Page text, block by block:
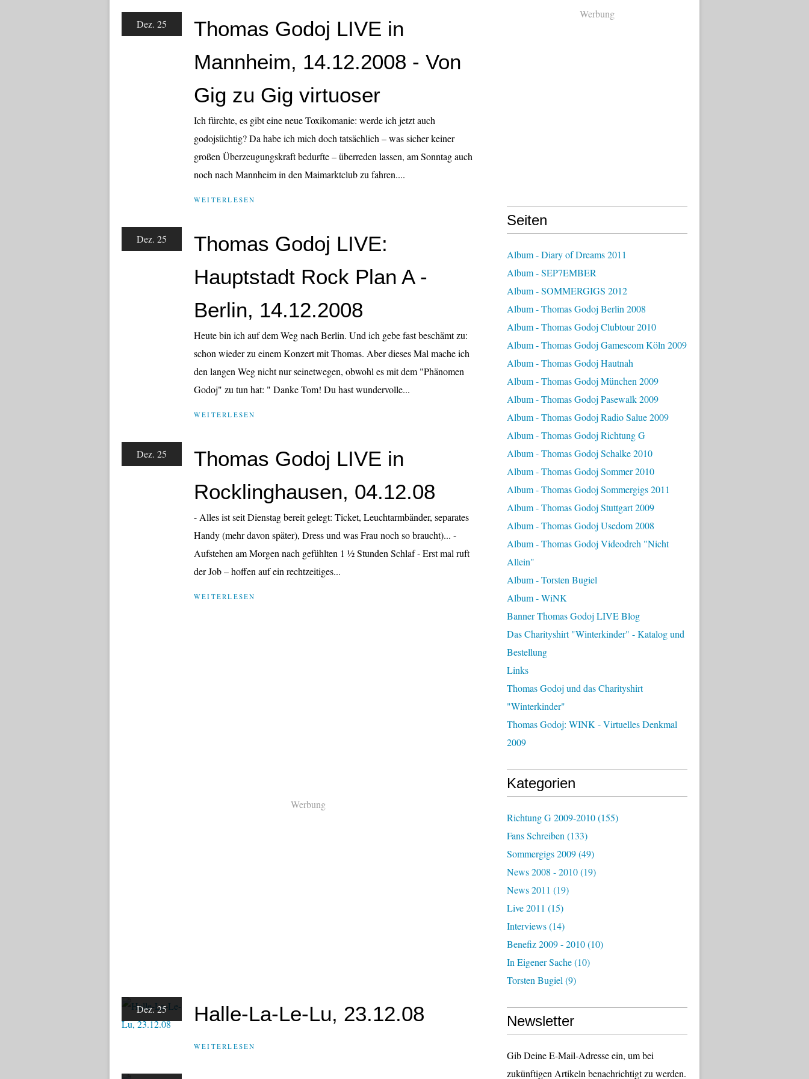
Dez. 25
Thomas Godoj LIVE in
Mannheim, 14.12.2008 - Von
Gig zu Gig virtuoser
Ich fürchte, es gibt eine neue Toxikomanie: werde ich jetzt auch
godojsüchtig? Da habe ich mich doch tatsächlich – was sicher keiner
großen Überzeugungskraft bedurfte – überreden lassen, am Sonntag auch
noch nach Mannheim in den Maimarktclub zu fahren....
WEITERLESEN
Dez. 25
Thomas Godoj LIVE:
Hauptstadt Rock Plan A -
Berlin, 14.12.2008
Heute bin ich auf dem Weg nach Berlin. Und ich gebe fast beschämt zu:
schon wieder zu einem Konzert mit Thomas. Aber dieses Mal mache ich
den langen Weg nicht nur seinetwegen, obwohl es mit dem "Phänomen
Godoj" zu tun hat: " Danke Tom! Du hast wundervolle...
WEITERLESEN
Dez. 25
Thomas Godoj LIVE in
Rocklinghausen, 04.12.08
- Alles ist seit Dienstag bereit gelegt: Ticket, Leuchtarmbänder, separates
Handy (mehr davon später), Dress und was Frau noch so braucht)... -
Aufstehen am Morgen nach gefühlten 1 ½ Stunden Schlaf - Erst mal ruft
der Job – hoffen auf ein rechtzeitiges...
WEITERLESEN
Werbung
Dez. 25 Halle-La-Le-Lu, 23.12.08
WEITERLESEN
Werbung
Seiten
Album - Diary of Dreams 2011
Album - SEP7EMBER
Album - SOMMERGIGS 2012
Album - Thomas Godoj Berlin 2008
Album - Thomas Godoj Clubtour 2010
Album - Thomas Godoj Gamescom Köln 2009
Album - Thomas Godoj Hautnah
Album - Thomas Godoj München 2009
Album - Thomas Godoj Pasewalk 2009
Album - Thomas Godoj Radio Salue 2009
Album - Thomas Godoj Richtung G
Album - Thomas Godoj Schalke 2010
Album - Thomas Godoj Sommer 2010
Album - Thomas Godoj Sommergigs 2011
Album - Thomas Godoj Stuttgart 2009
Album - Thomas Godoj Usedom 2008
Album - Thomas Godoj Videodreh "Nicht
Allein"
Album - Torsten Bugiel
Album - WiNK
Banner Thomas Godoj LIVE Blog
Das Charityshirt "Winterkinder" - Katalog und
Bestellung
Links
Thomas Godoj und das Charityshirt
"Winterkinder"
Thomas Godoj: WINK - Virtuelles Denkmal
2009
Kategorien
Richtung G 2009-2010(155)
Fans Schreiben (133)
Sommergigs 2009(49)
News 2008 - 2010(19)
News 2011 (19)
Live 2011 (15)
Interviews(14)
Benefiz 2009 - 2010(10)
In Eigener Sache(10)
Torsten Bugiel (9)
Newsletter
Gib Deine E-Mail-Adresse ein, um bei
zukünftigen Artikeln benachrichtigt zu werden.